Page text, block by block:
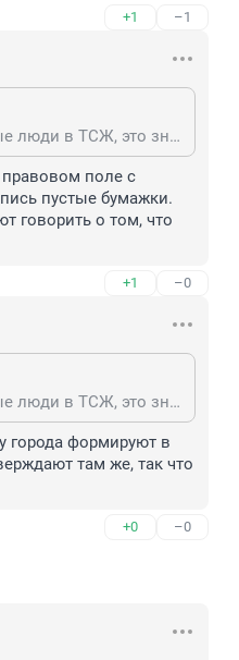
+1 –1
Ну дорогой гость, вы не правы! Если деловые и порядочные люди в ТСЖ, это значительно лучше чем любая управляшка, кот через моргенальных помощников обычно приходят к власти! А лидер здорово подставил ГЖИ, кот. и так практически ничего не делает!, за исчезающими ук моглибы последить, с то на бумаге есть, а на деле нет! 🤔 А что дома по всему красному проспекту моложе, некоторым и более90 лет, а как некоторые хорошо отреставрированы, любо- дорого смотреть. Переезжайте в новый дом, кто мешает? А разрушать историю города вандализм!
поле с
пустые бумажки.
говорить о том, что
+1 –0
Ну дорогой гость, вы не правы! Если деловые и порядочные люди в ТСЖ, это значительно лучше чем любая управляшка, кот через моргенальных помощников обычно приходят к власти! А лидер здорово подставил ГЖИ, кот. и так практически ничего не делает!, за исчезающими ук моглибы последить, с то на бумаге есть, а на деле нет! 🤔 А что дома по всему красному проспекту моложе, некоторым и более90 лет, а как некоторые хорошо отреставрированы, любо- дорого смотреть. Переезжайте в новый дом, кто мешает? А разрушать историю города вандализм!
города формируют в
там же, так что
+0 –0